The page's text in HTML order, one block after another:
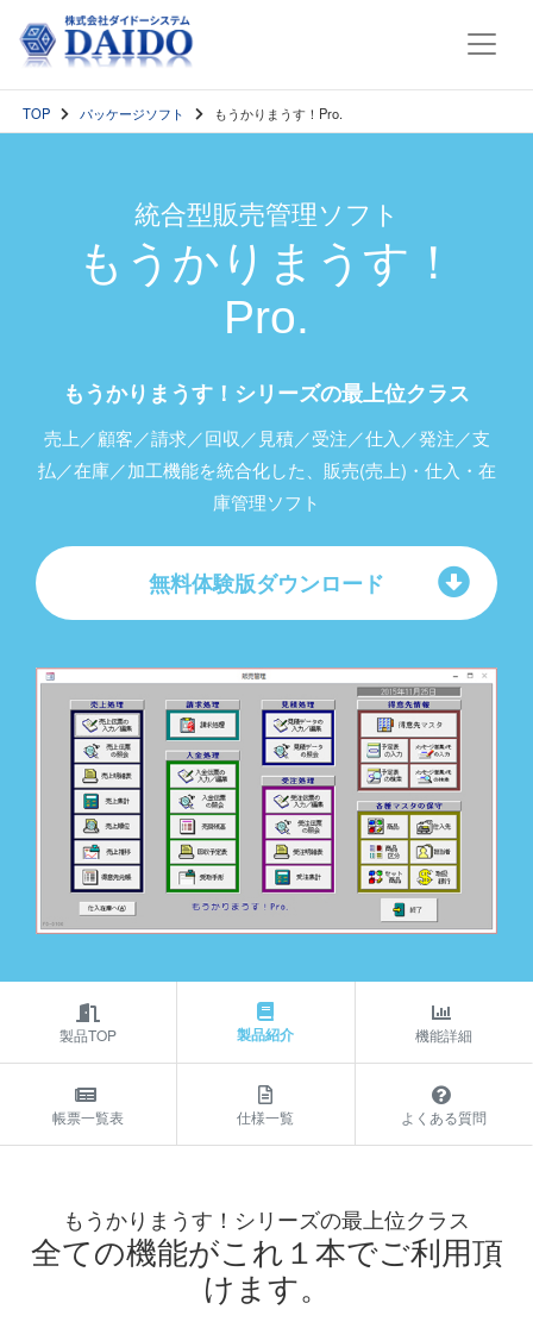
TOP パッケージソフト もうかりまうす！Pro.
統合型販売管理ソフト
もうかりまうす！
Pro.
もうかりまうす！シリーズの最上位クラス
売上／顧客／請求／回収／見積／受注／仕入／発注／支
払／在庫／加工機能を統合化した、販売(売上)・仕入・在
庫管理ソフト
無料体験版ダウンロード
製品TOP 製品紹介 機能詳細
帳票一覧表 仕様一覧 よくある質問
もうかりまうす！シリーズの最上位クラス
全ての機能がこれ１本でご利用頂
けます。